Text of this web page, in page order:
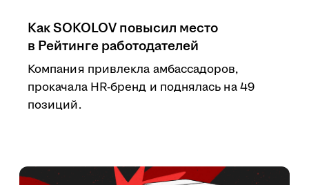
Как SOKOLOV повысил место
в Рейтинге работодателей
Компания привлекла амбассадоров,
прокачала HR-бренд и поднялась на 49
позиций.